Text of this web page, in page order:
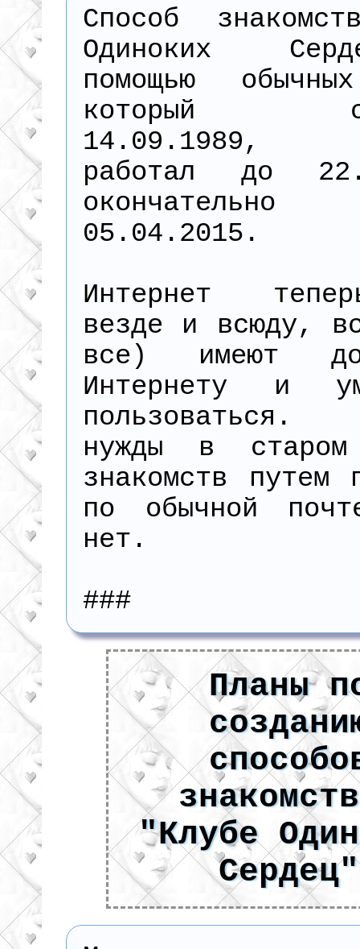
Способ
Одиноких
помощью
который
14.09.1989,
работал до
окончательно
05.04.2015.
Интернет
везде и всюду,
все) имеют
Интернету и
пользоваться.
нужды в старом
знакомств путем
по обычной
нет.
###
Планы
"Клубе
Сердец"